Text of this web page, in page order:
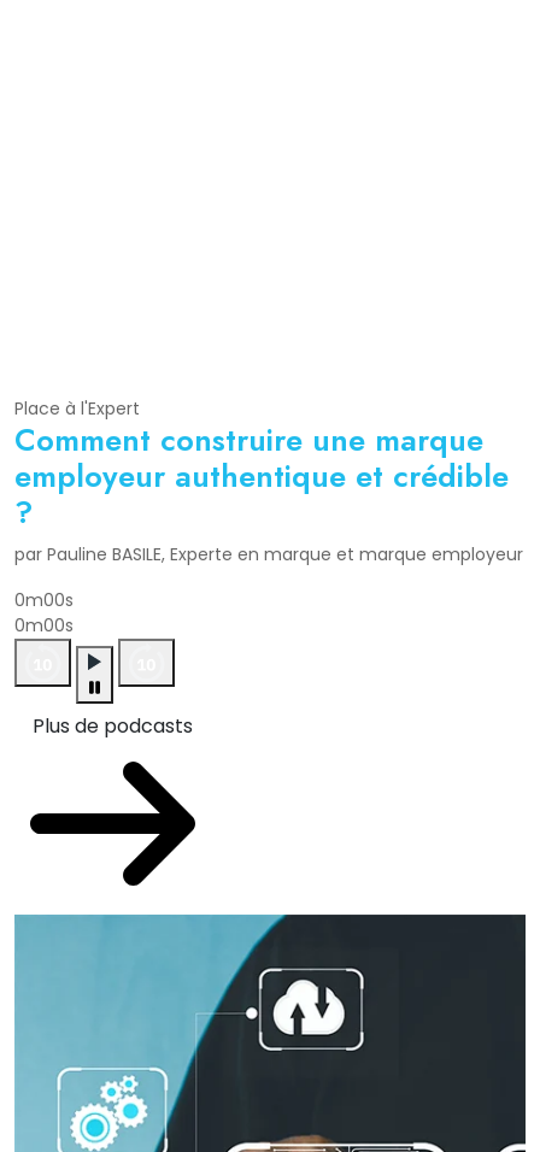
Place à l'Expert
Comment construire une marque
employeur authentique et crédible
?
par Pauline BASILE, Experte en marque et marque employeur
0m00s
0m00s
Plus de podcasts